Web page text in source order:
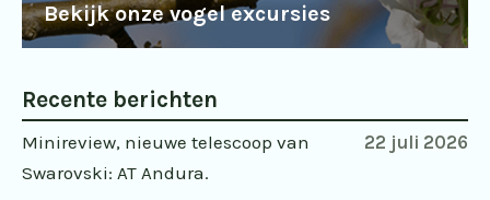
Bekijk onze vogel excursies
Recente berichten
Minireview, nieuwe telescoop van
Swarovski: AT Andura.
22 juli 2026